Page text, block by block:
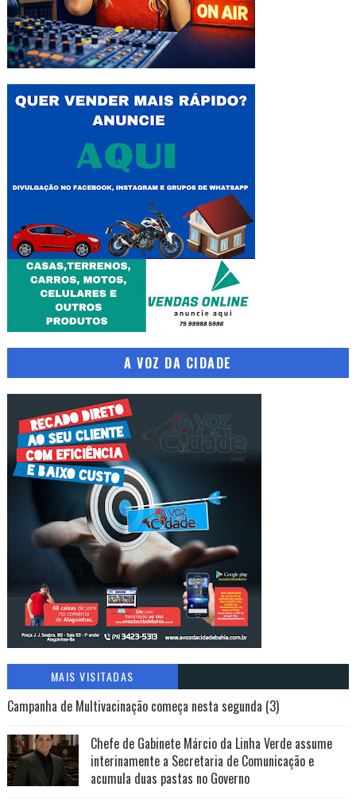
A VOZ DA CIDADE
MAIS VISITADAS
Campanha de Multivacinação começa nesta segunda (3)
Chefe de Gabinete Márcio da Linha Verde assume
interinamente a Secretaria de Comunicação e
acumula duas pastas no Governo